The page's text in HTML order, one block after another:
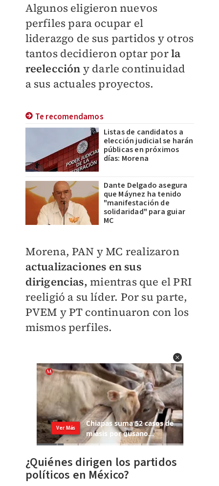
Algunos eligieron nuevos
perfiles para ocupar el
liderazgo de sus partidos y otros
tantos decidieron optar porla
reelección y darle continuidad
a sus actuales proyectos.
Te recomendamos
Listas de candidatos a
elección judicial se harán
públicas en próximos
días: Morena
Dante Delgado asegura
que Máynez ha tenido
"manifestación de
solidaridad" para guiar
MC
Morena, PAN y MC realizaron
actualizaciones en sus
dirigencias, mientras que el PRI
reeligió a su líder. Por su parte,
PVEM y PT continuaron con los
mismos perfiles.
¿Quiénes dirigen los partidos
políticos en México?